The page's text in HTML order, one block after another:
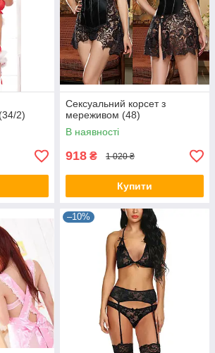
2)
Сексуальний корсет з
мереживом (48)
В наявності
918 ₴ 1 020 ₴
Купити
–10%